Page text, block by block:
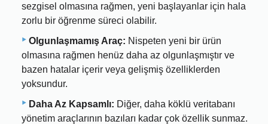
sezgisel olmasına rağmen, yeni başlayanlar için hala
zorlu bir öğrenme süreci olabilir.
Olgunlaşmamış Araç: Nispeten yeni bir ürün
olmasına rağmen henüz daha az olgunlaşmıştır ve
bazen hatalar içerir veya gelişmiş özelliklerden
yoksundur.
Daha Az Kapsamlı: Diğer, daha köklü veritabanı
yönetim araçlarının bazıları kadar çok özellik sunmaz.